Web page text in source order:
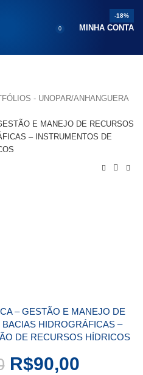
0 MINHA CONTA
- UNOPAR/ANHANGUERA
E MANEJO DE RECURSOS
– INSTRUMENTOS DE
-18%
– GESTÃO E MANEJO DE
HIDROGRÁFICAS –
DE RECURSOS HÍDRICOS
R$90,00